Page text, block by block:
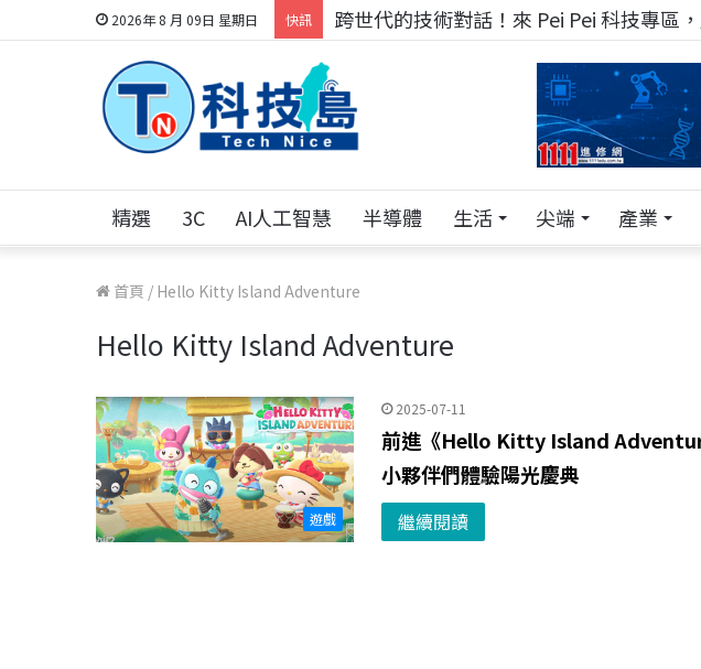
2026年 8 月 09日 星期日 快訊 跨世代的技術對話！來 Pei Pei 科技專區
精選 3C AI人工智慧 半導體 生活 尖端 產業
首頁 / Hello Kitty Island Adventure
Hello Kitty Island Adventure
遊戲
2025-07-11
前進《Hello Kitty Island
小夥伴們體驗陽光慶典
繼續閱讀